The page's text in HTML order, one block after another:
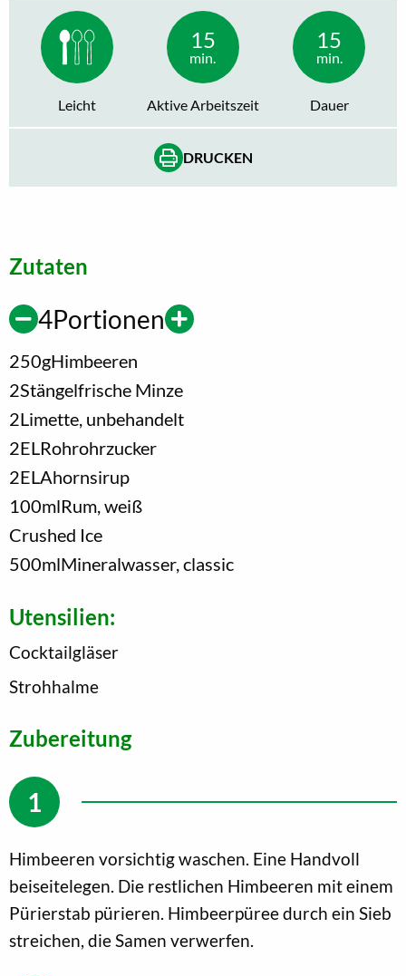
Leicht
15
min.
Aktive Arbeitszeit
15
min.
Dauer
DRUCKEN
Zutaten
4Portionen
250gHimbeeren
2Stängelfrische Minze
2Limette, unbehandelt
2EL Rohrohrzucker
2EL Ahornsirup
100mlRum, weiß
Crushed Ice
500mlMineralwasser, classic
Utensilien:
Cocktailgläser
Strohhalme
Zubereitung
Himbeeren vorsichtig waschen. Eine Handvoll
beiseitelegen. Die restlichen Himbeeren mit einem
Pürierstab pürieren. Himbeerpüree durch ein Sieb
streichen, die Samen verwerfen.